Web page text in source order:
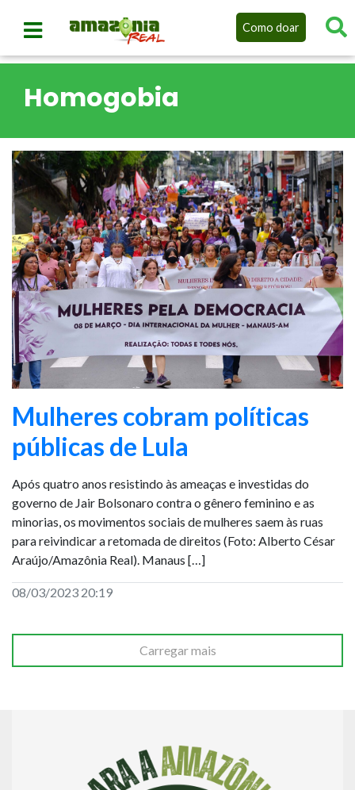
Como doar
Homogobia
Mulheres cobram políticas
públicas de Lula
Após quatro anos resistindo às ameaças e investidas do
governo de Jair Bolsonaro contra o gênero feminino e as
minorias, os movimentos sociais de mulheres saem às ruas
para reivindicar a retomada de direitos (Foto: Alberto César
Araújo/Amazônia Real). Manaus […]
08/03/2023 20:19
Carregar mais